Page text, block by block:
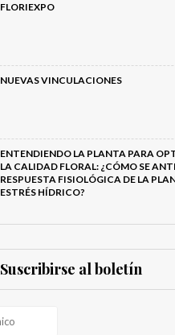
FLORIEXPO
NUEVAS VINCULACIONES
ENTENDIENDO LA PLANTA PARA
LA CALIDAD FLORAL: ¿CÓMO SE
RESPUESTA FISIOLÓGICA DE LA
ESTRÉS HÍDRICO?
Suscribirse al boletín